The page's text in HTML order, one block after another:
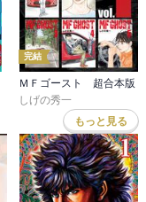
完結
ＭＦゴースト 超合本版
しげの秀一
もっと見る